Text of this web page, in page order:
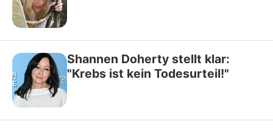
Shannen Doherty stellt klar:
"Krebs ist kein Todesurteil!"